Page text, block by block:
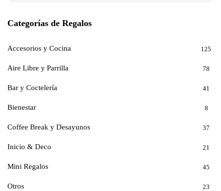
Categorías de Regalos
Accesorios y Cocina 125
Aire Libre y Parrilla 78
Bar y Coctelería 41
Bienestar 8
Coffee Break y Desayunos 37
Inicio & Deco 21
Mini Regalos 45
Otros 23